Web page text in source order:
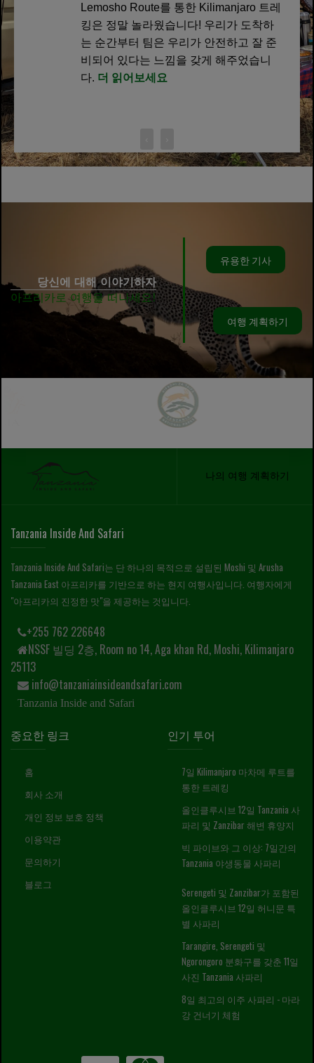
Lemosho Route를 통한 Kilimanjaro 트레
킹은 정말 놀라웠습니다! 우리가 도착하
는 순간부터 팀은 우리가 안전하고 잘 준
비되어 있다는 느낌을 갖게 해주었습니
다. 더 읽어보세요
당신에 대해 이야기하자
아프리카로 여행을 떠나세요!
유용한 기사
여행 계획하기
나의 여행 계획하기
Tanzania Inside And Safari
Tanzania Inside And Safari는 단 하나의 목적으로 설립된 Moshi 및 Arusha
Tanzania East 아프리카를 기반으로 하는 현지 여행사입니다. 여행자에게
"아프리카의 진정한 맛"을 제공하는 것입니다.
+255 762 226648
NSSF 빌딩 2층, Room no 14, Aga khan Rd, Moshi, Kilimanjaro
25113
info@tanzaniainsideandsafari.com
Tanzania Inside and Safari
중요한 링크
홈
회사 소개
개인 정보 보호 정책
이용약관
문의하기
블로그
인기 투어
7일 Kilimanjaro 마차메 루트를
통한 트레킹
올인클루시브 12일 Tanzania 사
파리 및 Zanzibar 해변 휴양지
빅 파이브와 그 이상: 7일간의
Tanzania 야생동물 사파리
Serengeti 및 Zanzibar가 포함된
올인클루시브 12일 허니문 특
별 사파리
Tarangire, Serengeti 및
Ngorongoro 분화구를 갖춘 11일
사진 Tanzania 사파리
8일 최고의 이주 사파리 - 마라
강 건너기 체험